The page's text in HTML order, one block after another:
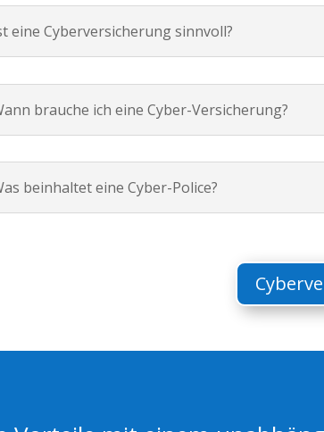
eine Cyberversicherung sinnvoll?
brauche ich eine Cyber-Versicherung?
beinhaltet eine Cyber-Police?